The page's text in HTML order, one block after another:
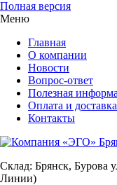
Полная версия
Меню
Главная
О компании
Новости
Вопрос-ответ
Полезная
Оплата и доставка
Контакты
Склад: Брянск, Бурова
Линии)